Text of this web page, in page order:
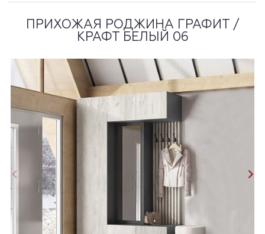
ПРИХОЖАЯ РОДЖИНА ГРАФИТ /
КРАФТ БЕЛЫЙ 06